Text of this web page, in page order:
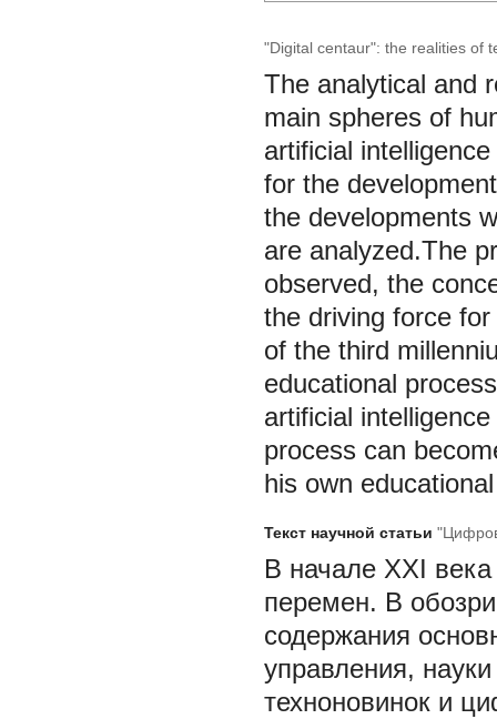
"Digital centaur": the realities of
The analytical and
main spheres of
artificial
for the
the developments
are analyzed.The
observed, the
the driving force
of the third
educational
artificial
process can
his own
Текст научной статьи
В начале XXI
перемен. В
содержания
управления,
техноновинок и